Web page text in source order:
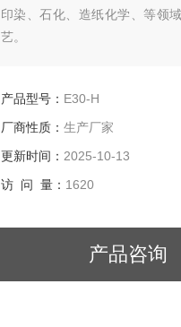
印染、石化、造纸化学、等领
艺。
产品型号： E30-H
厂商性质： 生产厂家
更新时间： 2025-10-13
访 问 量： 1620
产品咨询